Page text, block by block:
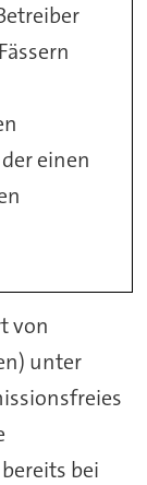
einen
von
unter
bei